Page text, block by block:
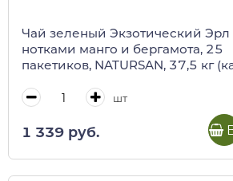
Чай зеленый Экзотический Эрл
нотками манго и бергамота, 25
пакетиков, NATURSAN, 37,5 кг
шт
1 339 руб.